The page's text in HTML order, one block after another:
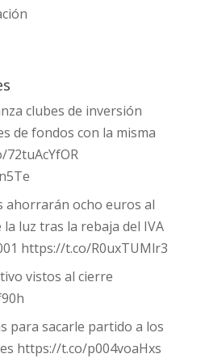
clubes de inversión
de fondos con la misma
ahorrarán ocho euros al
luz tras la rebaja del IVA
https://t.co/R0uxTUMlr3
vistos al cierre
para sacarle partido a los
https://t.co/p004voaHxs